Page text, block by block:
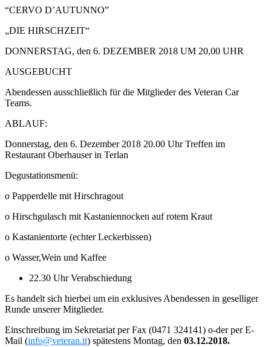
“CERVO D’AUTUNNO”
„DIE HIRSCHZEIT“
DONNERSTAG, den 6. DEZEMBER 2018 UM 20,00 UHR
AUSGEBUCHT
Abendessen ausschließlich für die Mitglieder des Veteran Car
Teams.
ABLAUF:
Donnerstag, den 6. Dezember 2018 20.00 Uhr Treffen im
Restaurant Oberhauser in Terlan
Degustationsmenü:
o Papperdelle mit Hirschragout
o Hirschgulasch mit Kastaniennocken auf rotem Kraut
o Kastanientorte (echter Leckerbissen)
o Wasser,Wein und Kaffee
22.30 Uhr Verabschiedung
Es handelt sich hierbei um ein exklusives Abendessen in geselliger
Runde unserer Mitglieder.
Einschreibung im Sekretariat per Fax (0471 324141) o-der per E-
Mail (info@veteran.it) spätestens Montag, den 03.12.2018.